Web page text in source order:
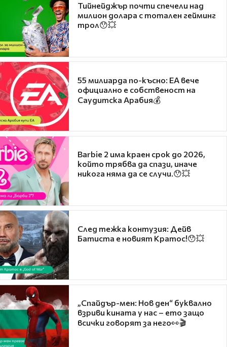
Тийнейджър почти спечели над
милион долара с тотален гейминг
трол😯💥
55 милиарда по-късно: EA вече
официално е собственост на
Саудитска Арабия💰
Barbie 2 има краен срок до 2026,
който трябва да спази, иначе
никога няма да се случи.😯💥
След тежка контузия: Дейв
Батиста е новият Кратос!😯💥
„Спайдър-мен: Нов ден“ буквално
взриви кината у нас – ето защо
всички говорят за него👀🎬